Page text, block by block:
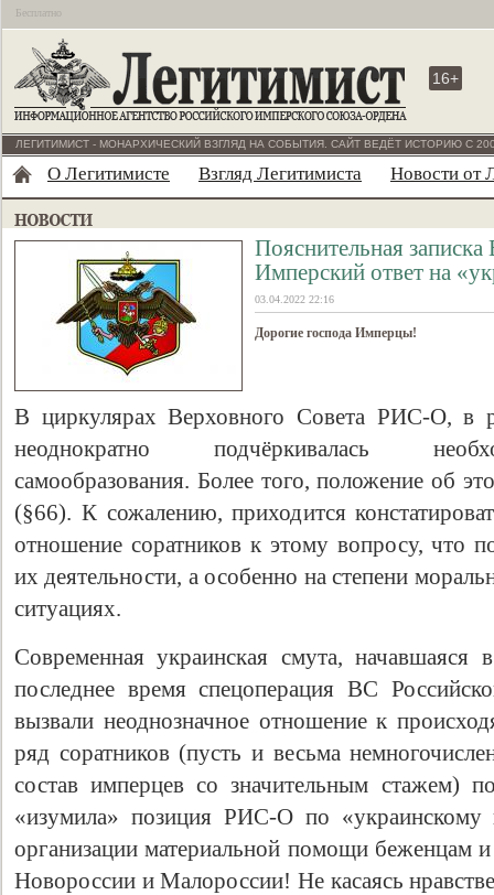
Бесплатно
16+
ЛЕГИТИМИСТ - МОНАРХИЧЕСКИЙ ВЗГЛЯД НА СОБЫТИЯ. САЙТ ВЕДЁТ ИСТОРИЮ С
О Легитимисте Взгляд Легитимиста Новости от
Пояснительная
Имперский ответ на
03.04.2022 22:16
Дорогие господа Имперцы!
В циркулярах Верховного Совета РИС-О, в
неоднократно подчёркивалась
самообразования. Более того, положение об
(§66). К сожалению, приходится
отношение соратников к этому вопросу, что
их деятельности, а особенно на степени
ситуациях.
Современная украинская смута,
последнее время спецоперация ВС
вызвали неоднозначное отношение к
ряд соратников (пусть и весьма
состав имперцев со значительным стажем)
«изумила» позиция РИС-О по
организации материальной помощи беженцам
Новороссии и Малороссии! Не касаясь